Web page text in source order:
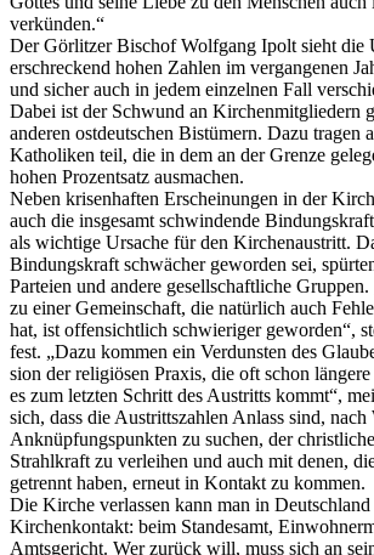
verkünden.“
Der Görlitzer Bischof Wolfgang Ipolt sieht die
erschreckend hohen Zahlen im vergangenen
und sicher auch in jedem einzelnen Fall
Dabei ist der Schwund an Kirchenmitgliedern
anderen ostdeutschen Bistümern. Dazu tragen
Katholiken teil, die in dem an der Grenze
hohen Prozentsatz ausmachen.
Neben krisenhaften Erscheinungen in der
auch die insgesamt schwindende
als wichtige Ursache für den Kirchenaustritt.
Bindungskraft schwächer geworden sei,
Parteien und andere gesellschaftliche Gruppen.
zu einer Gemeinschaft, die natürlich auch
hat, ist offensichtlich schwieriger geworden“,
fest. „Dazu kommen ein Verdunsten des
sion der religiösen Praxis, die oft schon
es zum letzten Schritt des Austritts kommt“,
sich, dass die Austrittszahlen Anlass sind, nach
Anknüpfungspunkten zu suchen, der
Strahlkraft zu verleihen und auch mit denen,
getrennt haben, erneut in Kontakt zu kommen.
Die Kirche verlassen kann man in
Kirchenkontakt: beim Standesamt,
Amtsgericht. Wer zurück will, muss sich an